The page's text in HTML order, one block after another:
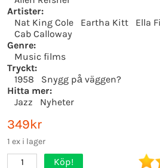
Artister:
Nat King Cole
Eartha Kitt
Ella
Cab Calloway
Genre:
Music films
Tryckt:
1958
Snygg på väggen?
Hitta mer:
Jazz
Nyheter
349kr
1 ex i lager
1 Köp!